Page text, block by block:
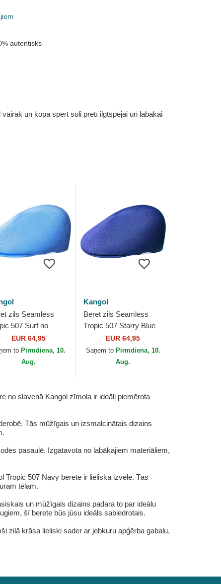
autentisks
un kopā spert soli pretī ilgtspējai un labākai
zils Seamless
507 Surf no
EUR 64,95
to Pirmdiena, 10.
Aug.
Kangol
Beret zils Seamless
Tropic 507 Starry Blue
no KangolEUR 64,95
Saņem to Pirmdiena, 10.
Aug.
no slavenā Kangol zīmola ir ideāli piemērota
Tās mūžīgais un izsmalcinātais dizains
pasaulē. Izgatavota no labākajiem materiāliem,
Tropic 507 Navy berete ir lieliska izvēle. Tās
tēlam.
un mūžīgais dizains padara to par ideālu
šī berete būs jūsu ideāls sabiedrotais.
zilā krāsa lieliski sader ar jebkuru apģērba gabalu,